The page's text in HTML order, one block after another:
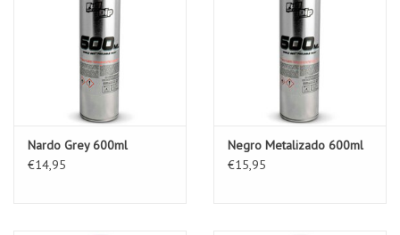
Nardo Grey 600ml
€14,95
Negro Metalizado 600ml
€15,95